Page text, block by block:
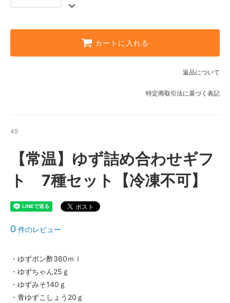
カートに入れる
返品について
特定商取引法に基づく表記
49
【常温】ゆず詰め合わせギフ
ト 7種セット【冷凍不可】
0 件のレビュー
・ゆずポン酢360ｍｌ
・ゆずちゃん25ｇ
・ゆずみそ140ｇ
・青ゆずこしょう20ｇ